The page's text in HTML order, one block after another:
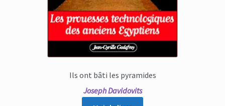
Ils ont bâti les pyramides
Joseph Davidovits